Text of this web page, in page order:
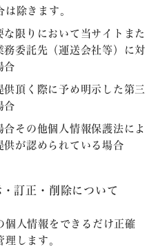
除きます。
な限りにおいて当サイト また
務委託先（運送会社等）に対
合
供頂く際に予め明示した第三
合
合その他個人情報保護法によ
供が認められている場合
訂正・削除について
個人情報をできるだけ正確
します。